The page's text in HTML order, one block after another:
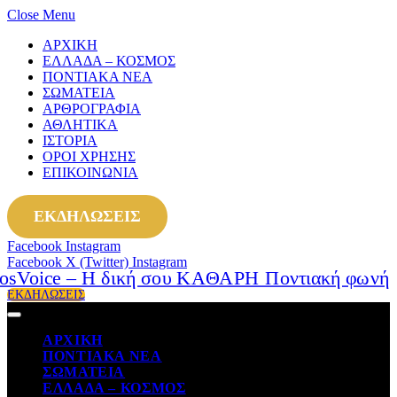
Close Menu
ΑΡΧΙΚΗ
ΕΛΛΑΔΑ – ΚΟΣΜΟΣ
ΠΟΝΤΙΑΚΑ ΝΕΑ
ΣΩΜΑΤΕΙΑ
ΑΡΘΡΟΓΡΑΦΙΑ
ΑΘΛΗΤΙΚΑ
ΙΣΤΟΡΙΑ
ΟΡΟΙ ΧΡΗΣΗΣ
ΕΠΙΚΟΙΝΩΝΙΑ
ΕΚΔΗΛΩΣΕΙΣ
Facebook Instagram
Facebook X (Twitter) Instagram
ΕΚΔΗΛΩΣΕΙΣ
ΑΡΧΙΚΗ
ΠΟΝΤΙΑΚΑ ΝΕΑ
ΣΩΜΑΤΕΙΑ
ΕΛΛΑΔΑ – ΚΟΣΜΟΣ